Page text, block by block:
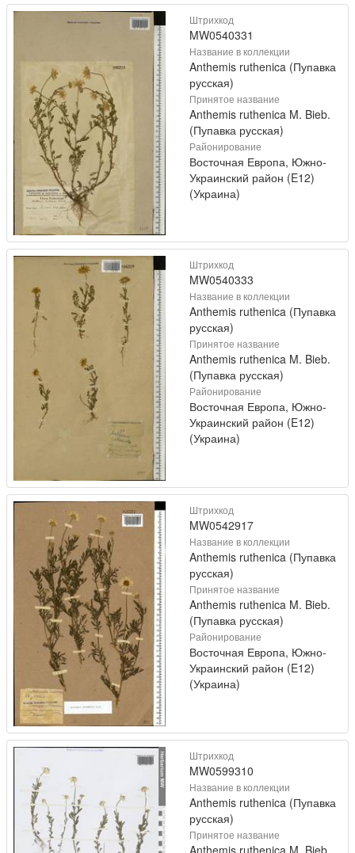
Штрихкод
MW0540331
Название в коллекции
Anthemis ruthenica (Пупавка
русская)
Принятое название
Anthemis ruthenica M. Bieb.
(Пупавка русская)
Районирование
Восточная Европа, Южно-
Украинский район (E12)
(Украина)
Штрихкод
MW0540333
Название в коллекции
Anthemis ruthenica (Пупавка
русская)
Принятое название
Anthemis ruthenica M. Bieb.
(Пупавка русская)
Районирование
Восточная Европа, Южно-
Украинский район (E12)
(Украина)
Штрихкод
MW0542917
Название в коллекции
Anthemis ruthenica (Пупавка
русская)
Принятое название
Anthemis ruthenica M. Bieb.
(Пупавка русская)
Районирование
Восточная Европа, Южно-
Украинский район (E12)
(Украина)
Штрихкод
MW0599310
Название в коллекции
Anthemis ruthenica (Пупавка
русская)
Принятое название
Anthemis ruthenica M. Bieb.